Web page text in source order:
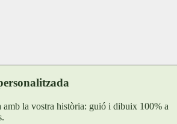
amb la vostra història: guió i dibuix 100% a